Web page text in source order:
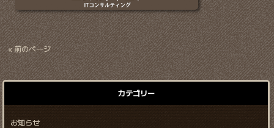
« 前のページ
カテゴリー
お知らせ